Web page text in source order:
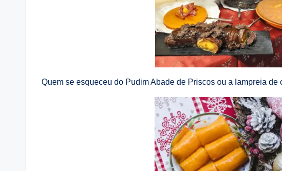
Quem se esqueceu do Pudim Abade de Priscos ou a lampreia de